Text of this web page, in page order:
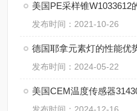
美国PE采样锥W1033612
发布时间：2021-10-26
德国耶拿元素灯的性能优
发布时间：2024-05-22
美国CEM温度传感器